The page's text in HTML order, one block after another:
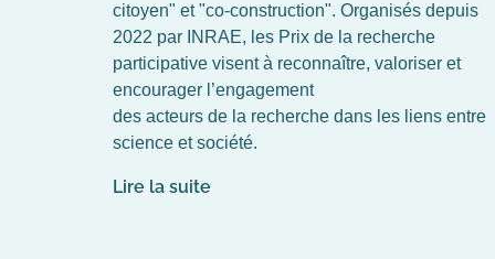
citoyen" et "co-construction". Organisés depuis
2022 par INRAE, les Prix de la recherche
participative visent à reconnaître, valoriser et
encourager l’engagement
des acteurs de la recherche dans les liens entre
science et société.
Lire la suite